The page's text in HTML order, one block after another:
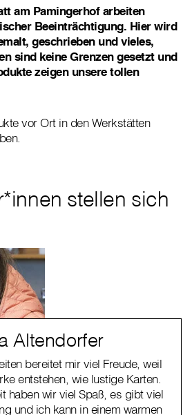
am Pamingerhof arbeiten
Beeinträchtigung. Hier wird
geschrieben und vieles,
sind keine Grenzen gesetzt und
zeigen unsere tollen
vor Ort in den Werkstätten
stellen sich
Altendorfer
bereitet mir viel Freude, weil
entstehen, wie lustige Karten.
haben wir viel Spaß, es gibt viel
und ich kann in einem warmen